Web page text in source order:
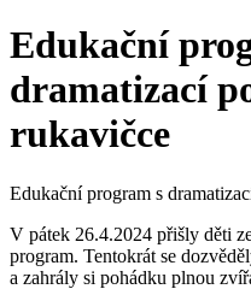
Edukační
dramatizací
rukavičce
Edukační program s
V pátek 26.4.2024 přišly děti
program. Tentokrát se
a zahrály si pohádku plnou